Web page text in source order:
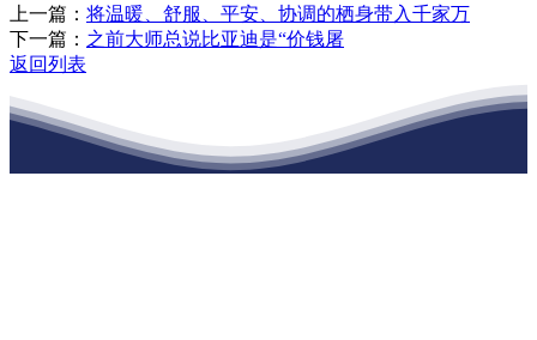
上一篇： 将温暖、舒服、平安、协调的栖身带入千家万
下一篇： 之前大师总说比亚迪是“价钱屠
返回列表